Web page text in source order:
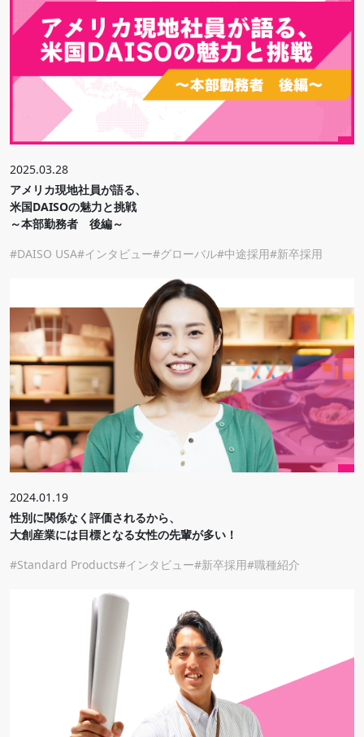
2025.03.28
アメリカ現地社員が語る、
米国DAISOの魅力と挑戦
～本部勤務者 後編～
DAISO USA インタビュー グローバル 中途採用 新卒採用
2024.01.19
性別に関係なく評価されるから、
大創産業には目標となる女性の先輩が多い！
Standard Products インタビュー 新卒採用 職種紹介